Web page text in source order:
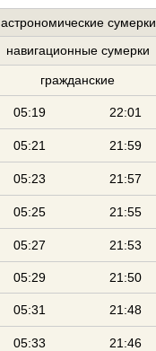
астрономические сумерки
навигационные сумерки
гражданские
05:19 22:01
05:21 21:59
05:23 21:57
05:25 21:55
05:27 21:53
05:29 21:50
05:31 21:48
05:33 21:46